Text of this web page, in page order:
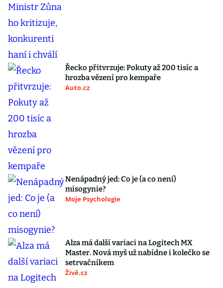
Řecko přitvrzuje: Pokuty až 200 tisíc a
hrozba vězení pro kempaře
Auto.cz
Nenápadný jed: Co je (a co není)
misogynie?
Moje Psychologie
Alza má další variaci na Logitech MX
Master. Nová myš už nabídne i kolečko se
setrvačníkem
Živě.cz